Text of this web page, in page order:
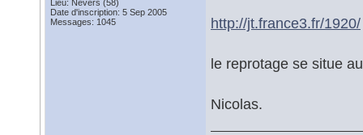
Lieu: Nevers (58)
Date d'inscription: 5 Sep 2005
Messages: 1045
http://jt.france3.fr/1920/
le reprotage se situe
Nicolas.